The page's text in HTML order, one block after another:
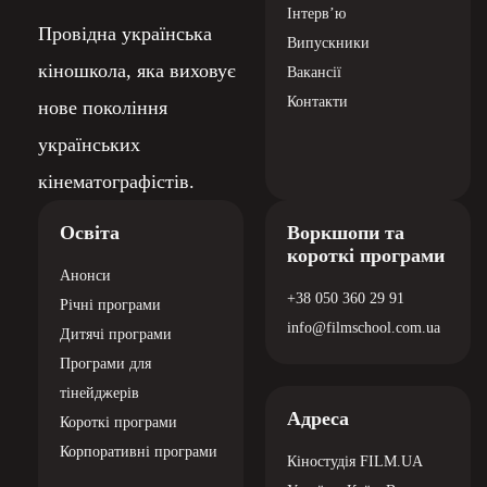
Провідна українська
кіношкола, яка виховує
нове покоління
українських
кінематографістів.
Інтерв’ю
Випускники
Вакансії
Контакти
Освіта
Анонси
Річні програми
Дитячі програми
Програми для
тінейджерів
Короткі програми
Корпоративні програми
Воркшопи та
короткі програми
+38 050 360 29 91
info@filmschool.com.ua
Адреса
Кіностудія FILM.UA